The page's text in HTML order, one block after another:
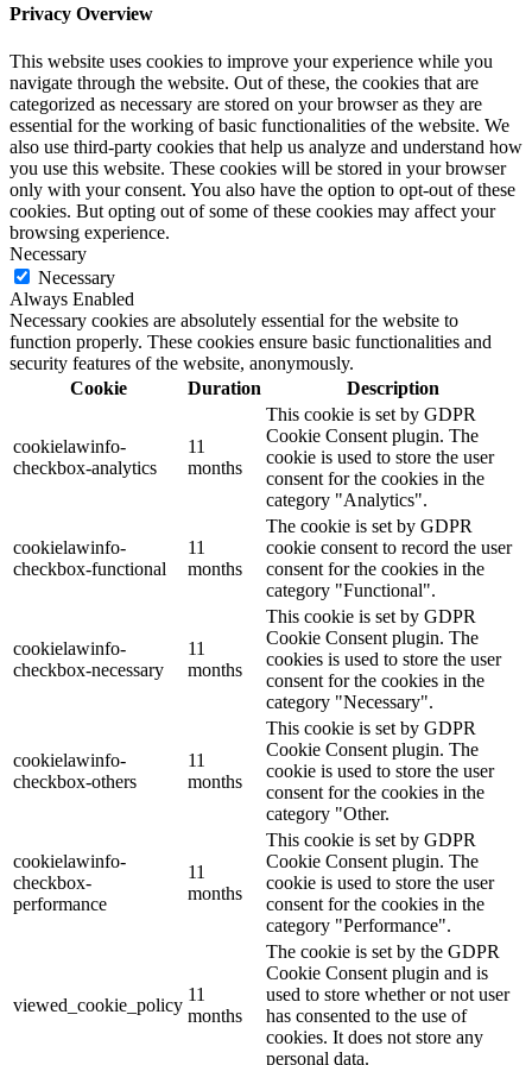
Privacy Overview
This website uses cookies to improve your experience while you
navigate through the website. Out of these, the cookies that are
categorized as necessary are stored on your browser as they are
essential for the working of basic functionalities of the website. We
also use third-party cookies that help us analyze and understand how
you use this website. These cookies will be stored in your browser
only with your consent. You also have the option to opt-out of these
cookies. But opting out of some of these cookies may affect your
browsing experience.
Necessary
Necessary
Always Enabled
Necessary cookies are absolutely essential for the website to
function properly. These cookies ensure basic functionalities and
security features of the website, anonymously.
Cookie
Duration Description
cookielawinfo-
checkbox-analytics
11
months
This cookie is set by GDPR
Cookie Consent plugin. The
cookie is used to store the user
consent for the cookies in the
category "Analytics".
cookielawinfo-
checkbox-functional
11
months
The cookie is set by GDPR
cookie consent to record the user
consent for the cookies in the
category "Functional".
cookielawinfo-
checkbox-necessary
11
months
This cookie is set by GDPR
Cookie Consent plugin. The
cookies is used to store the user
consent for the cookies in the
category "Necessary".
cookielawinfo-
checkbox-others
11
months
This cookie is set by GDPR
Cookie Consent plugin. The
cookie is used to store the user
consent for the cookies in the
category "Other.
cookielawinfo-
checkbox-
performance
11
months
This cookie is set by GDPR
Cookie Consent plugin. The
cookie is used to store the user
consent for the cookies in the
category "Performance".
viewed_cookie_policy
11
months
The cookie is set by the GDPR
Cookie Consent plugin and is
used to store whether or not user
has consented to the use of
cookies. It does not store any
personal data.